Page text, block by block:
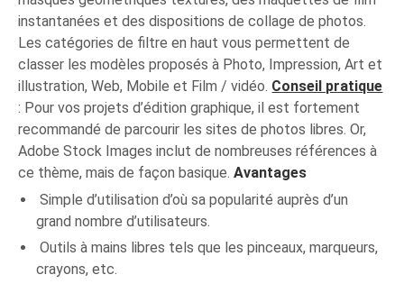
instantanées et des dispositions de collage de photos.
Les catégories de filtre en haut vous permettent de
classer les modèles proposés à Photo, Impression, Art et
illustration, Web, Mobile et Film / vidéo. Conseil pratique
: Pour vos projets d’édition graphique, il est fortement
recommandé de parcourir les sites de photos libres. Or,
Adobe Stock Images inclut de nombreuses références à
ce thème, mais de façon basique.Avantages
Simple d’utilisation d’où sa popularité auprès d’un
grand nombre d’utilisateurs.
Outils à mains libres tels que les pinceaux, marqueurs,
crayons, etc.